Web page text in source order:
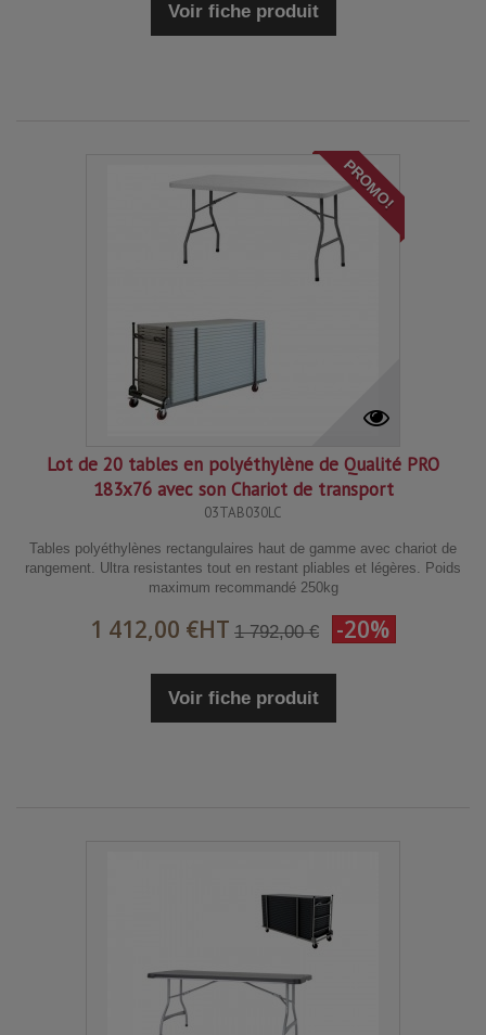
Voir fiche produit
PROMO!
Lot de 20 tables en polyéthylène de Qualité PRO
183x76 avec son Chariot de transport
03TAB030LC
Tables polyéthylènes rectangulaires haut de gamme avec chariot de
rangement. Ultra resistantes tout en restant pliables et légères. Poids
maximum recommandé 250kg
1 412,00 €HT 1 792,00 € -20%
Voir fiche produit